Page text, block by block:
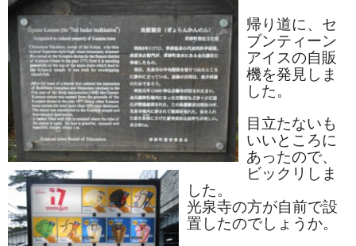
帰り道に、セ
ブンティーン
アイスの自販
機を発見しま
した。
目立たないも
いいところに
あったので、
ビックリしま
した。
光泉寺の方が自前で設
置したのでしょうか。